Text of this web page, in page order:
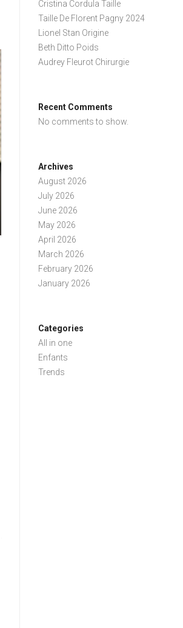
Cristina Cordula Taille
Taille De Florent Pagny 2024
Lionel Stan Origine
Beth Ditto Poids
Audrey Fleurot Chirurgie
Recent Comments
No comments to show.
Archives
August 2026
July 2026
June 2026
May 2026
April 2026
March 2026
February 2026
January 2026
Categories
All in one
Enfants
Trends